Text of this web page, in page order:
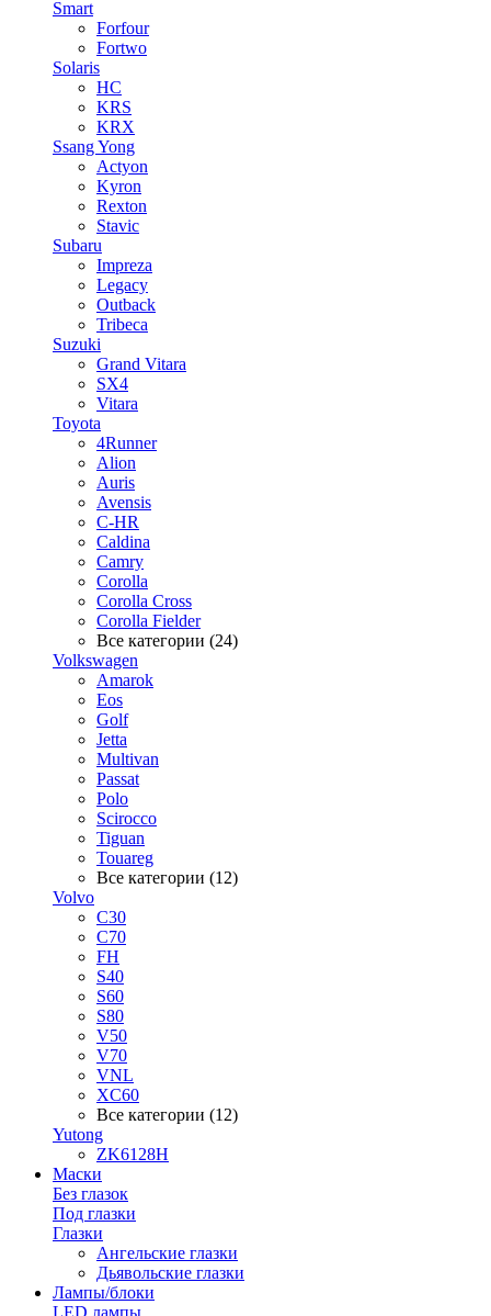
Smart
Forfour
Fortwo
Solaris
HC
KRS
KRX
Ssang Yong
Actyon
Kyron
Rexton
Stavic
Subaru
Impreza
Legacy
Outback
Tribeca
Suzuki
Grand Vitara
SX4
Vitara
Toyota
4Runner
Alion
Auris
Avensis
C-HR
Caldina
Camry
Corolla
Corolla Cross
Corolla Fielder
Все категории (24)
Volkswagen
Amarok
Eos
Golf
Jetta
Multivan
Passat
Polo
Scirocco
Tiguan
Touareg
Все категории (12)
Volvo
C30
C70
FH
S40
S60
S80
V50
V70
VNL
XC60
Все категории (12)
Yutong
ZK6128H
Маски
Без глазок
Под глазки
Глазки
Ангельские глазки
Дьявольские глазки
Лампы/блоки
LED лампы